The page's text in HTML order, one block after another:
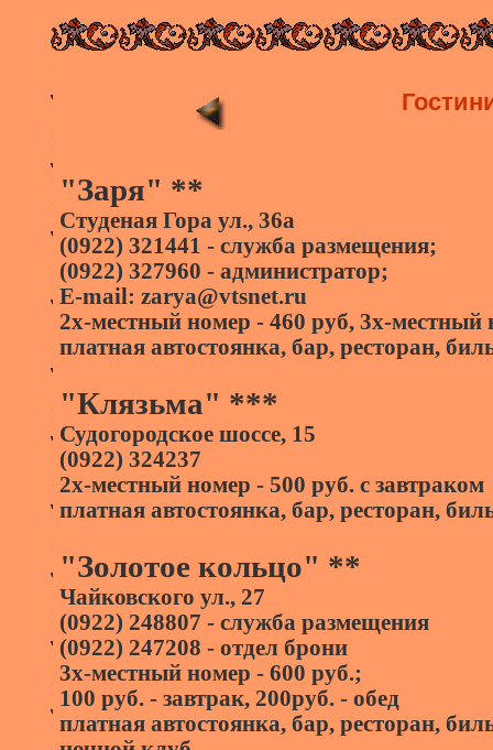
"Заря" **
Студеная Гора ул., 36а
(0922) 321441 - служба размещения;
(0922) 327960 - администратор;
E-mail: zarya@vtsnet.ru
2х-местный номер - 460 руб, 3х-местный
платная автостоянка, бар, ресторан,
"Клязьма" ***
Судогородское шоссе, 15
(0922) 324237
2х-местный номер - 500 руб. с завтраком
платная автостоянка, бар, ресторан,
"Золотое кольцо" **
Чайковского ул., 27
(0922) 248807 - служба размещения
(0922) 247208 - отдел брони
3х-местный номер - 600 руб.;
100 руб. - завтрак, 200руб. - обед
платная автостоянка, бар, ресторан,